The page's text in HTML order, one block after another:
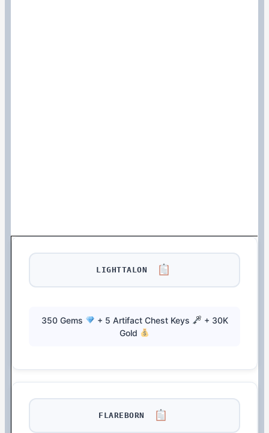
LIGHTTALON
350 Gems + 5 Artifact Chest Keys
+ 30K
Gold
FLAREBORN